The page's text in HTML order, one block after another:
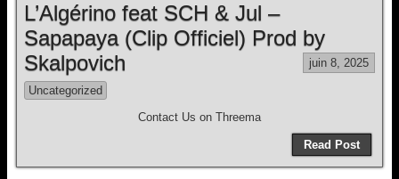
L’Algérino feat SCH & Jul –
Sapapaya (Clip Officiel) Prod by
Skalpovich
juin 8, 2025
Uncategorized
Contact Us on Threema
Read Post